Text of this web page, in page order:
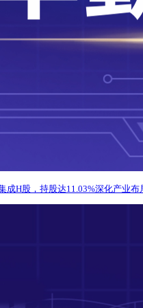
成H股，持股达11.03%深化产业布